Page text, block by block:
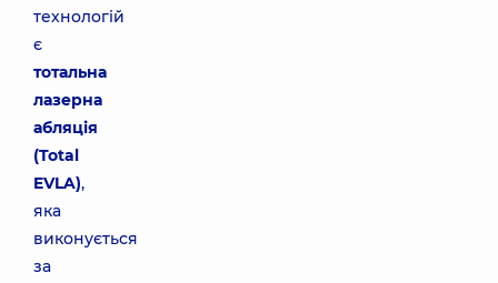
технологій
є
тотальна
лазерна
абляція
(Total
EVLA),
яка
виконується
за